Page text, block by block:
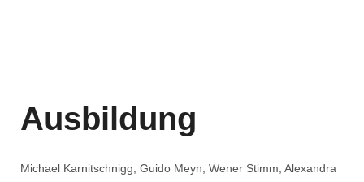
Ausbildung
Michael Karnitschnigg, Guido Meyn, Wener Stimm, Alexandra